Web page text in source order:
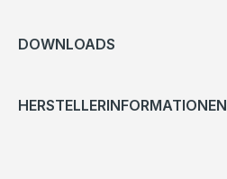
DOWNLOADS
HERSTELLERINFORMATIONEN